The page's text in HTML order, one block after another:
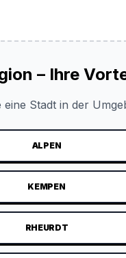
– Ihre
eine Stadt in der
ALPEN
KEMPEN
RHEURDT